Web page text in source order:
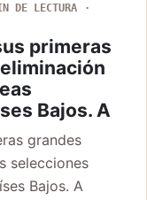
DE LECTURA
primeras
Bajos. A
grandes
selecciones
Bajos. A